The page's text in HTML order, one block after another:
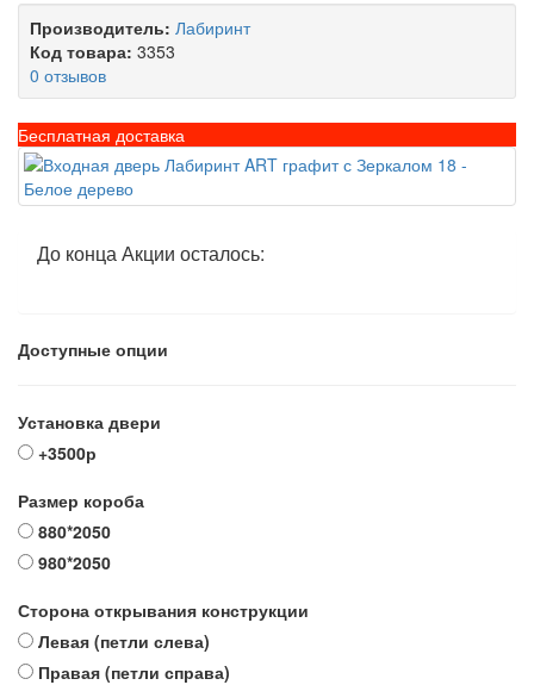
Производитель: Лабиринт
Код товара: 3353
0 отзывов
Бесплатная доставка
До конца Акции осталось:
Доступные опции
Установка двери
+3500р
Размер короба
880*2050
980*2050
Сторона открывания конструкции
Левая (петли слева)
Правая (петли справа)